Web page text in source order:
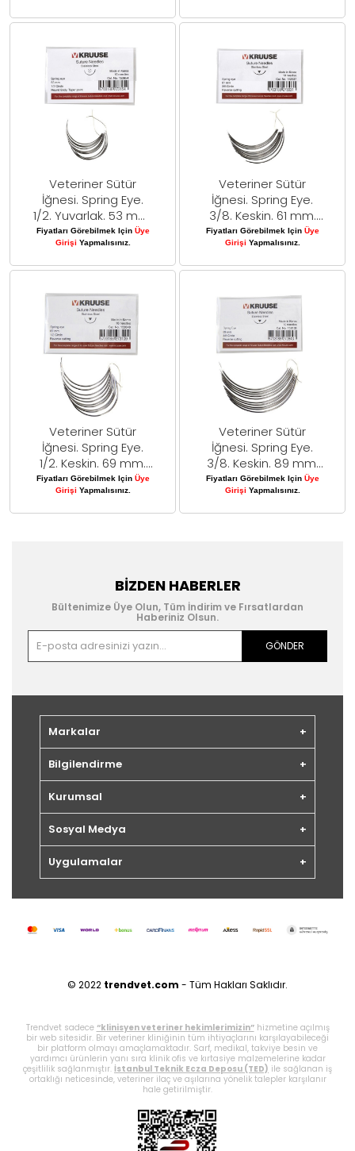
Veteriner Sütür
İğnesi. Spring Eye.
1/2. Yuvarlak. 53 mm.
10/pk
Fiyatları Görebilmek Için Üye
Girişi Yapmalısınız.
Veteriner Sütür
İğnesi. Spring Eye.
3/8. Keskin. 61 mm.
10/pk
Fiyatları Görebilmek Için Üye
Girişi Yapmalısınız.
Veteriner Sütür
İğnesi. Spring Eye.
1/2. Keskin. 69 mm.
10/pk
Fiyatları Görebilmek Için Üye
Girişi Yapmalısınız.
Veteriner Sütür
İğnesi. Spring Eye.
3/8. Keskin. 89 mm.
10/pk
Fiyatları Görebilmek Için Üye
Girişi Yapmalısınız.
BIZDEN HABERLER
Bültenimize Üye Olun, Tüm İndirim ve Fırsatlardan
Haberiniz Olsun.
GÖNDER
Markalar
Bilgilendirme
Kurumsal
Sosyal Medya
Uygulamalar
© 2022 trendvet.com - Tüm Hakları Saklıdır.
Trendvet sadece “klinisyen veteriner hekimlerimizin”hizmetine açılmış
bir web sitesidir. Bir veteriner kliniğinin tüm ihtiyaçlarını karşılayabileceği
bir platform olmayı amaçlamaktadır. Sarf, medikal, takviye besin ve
yardımcı ürünlerin yanı sıra klinik ofis ve kırtasiye malzemelerine kadar
çeşitlilik sağlanmıştır. İstanbul Teknik Ecza Deposu (TED) ile sağlanan iş
ortaklığı neticesinde, veteriner ilaç ve aşılarına yönelik talepler karşılanır
hale getirilmiştir.